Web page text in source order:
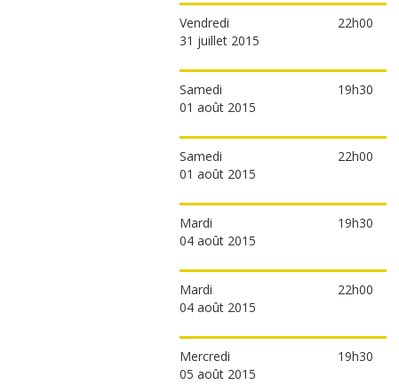
22h00
Vendredi
31 juillet 2015
19h30
Samedi
01 août 2015
22h00
Samedi
01 août 2015
19h30
Mardi
04 août 2015
22h00
Mardi
04 août 2015
19h30
Mercredi
05 août 2015